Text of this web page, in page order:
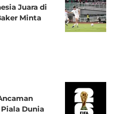
Juara di
Minta
Dunia